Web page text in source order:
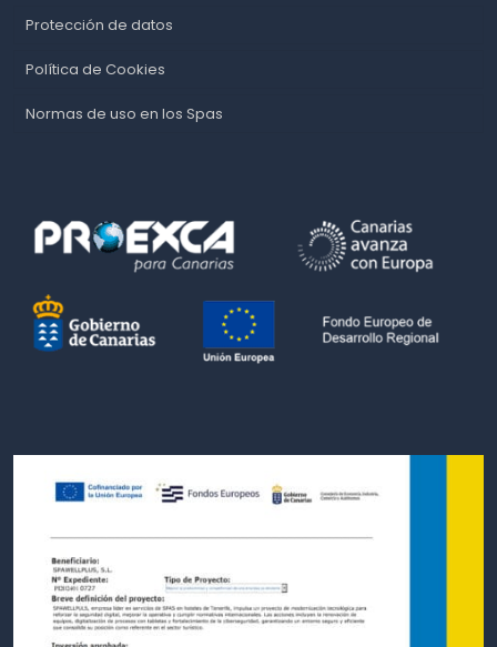
Protección de datos
Política de Cookies
Normas de uso en los Spas